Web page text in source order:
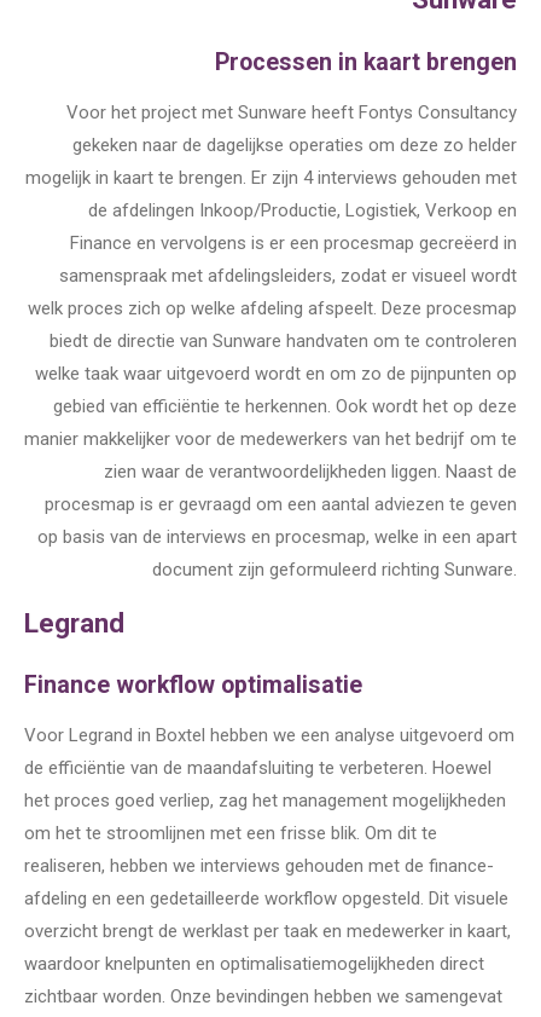
Processen in kaart brengen
Voor het project met Sunware heeft Fontys Consultancy
gekeken naar de dagelijkse operaties om deze zo helder
mogelijk in kaart te brengen. Er zijn 4 interviews gehouden met
de afdelingen Inkoop/Productie, Logistiek, Verkoop en
Finance en vervolgens is er een procesmap gecreëerd in
samenspraak met afdelingsleiders, zodat er visueel wordt
welk proces zich op welke afdeling afspeelt. Deze procesmap
biedt de directie van Sunware handvaten om te controleren
welke taak waar uitgevoerd wordt en om zo de pijnpunten op
gebied van efficiëntie te herkennen. Ook wordt het op deze
manier makkelijker voor de medewerkers van het bedrijf om te
zien waar de verantwoordelijkheden liggen. Naast de
procesmap is er gevraagd om een aantal adviezen te geven
op basis van de interviews en procesmap, welke in een apart
document zijn geformuleerd richting Sunware.
Legrand
Finance workflow optimalisatie
Voor Legrand in Boxtel hebben we een analyse uitgevoerd om
de efficiëntie van de maandafsluiting te verbeteren. Hoewel
het proces goed verliep, zag het management mogelijkheden
om het te stroomlijnen met een frisse blik. Om dit te
realiseren, hebben we interviews gehouden met de finance-
afdeling en een gedetailleerde workflow opgesteld. Dit visuele
overzicht brengt de werklast per taak en medewerker in kaart,
waardoor knelpunten en optimalisatiemogelijkheden direct
zichtbaar worden. Onze bevindingen hebben we samengevat